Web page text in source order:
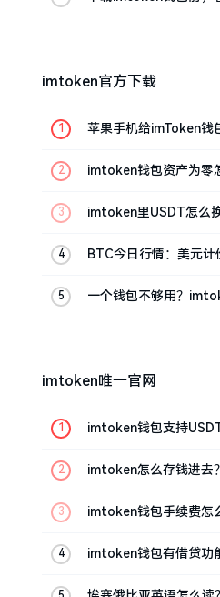
imtoken官方下载
苹果手机给imToken钱
imtoken钱包资产为零
imtoken里USDT怎么
BTC今日行情：美元
一个钱包不够用？
imtoken唯一官网
imtoken钱包支持
imtoken怎么存钱进去
imtoken钱包手续费怎
imtoken钱包有借贷功